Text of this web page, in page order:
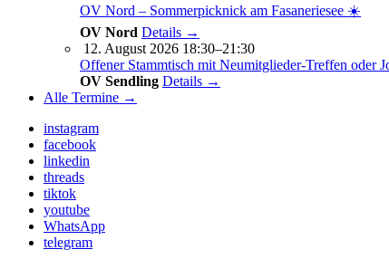
OV Nord – Sommerpicknick am Fasaneriesee ☀️
OV Nord Details →
12. August 2026 18:30–21:30
Offener Stammtisch mit Neumitglieder-Treffen oder
OV Sendling Details →
Alle Termine →
instagram
facebook
linkedin
threads
tiktok
youtube
WhatsApp
telegram